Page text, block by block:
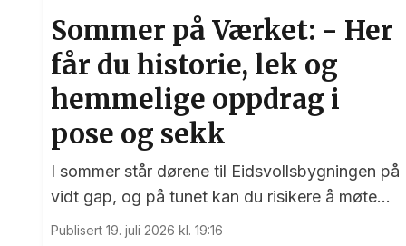
Sommer på Værket: - Her
får du historie, lek og
hemmelige oppdrag i
pose og sekk
I sommer står dørene til Eidsvollsbygningen på
vidt gap, og på tunet kan du risikere å møte
blide og hjelpsomme sommervikarer som mer
Publisert 19. juli 2026 kl. 19:16